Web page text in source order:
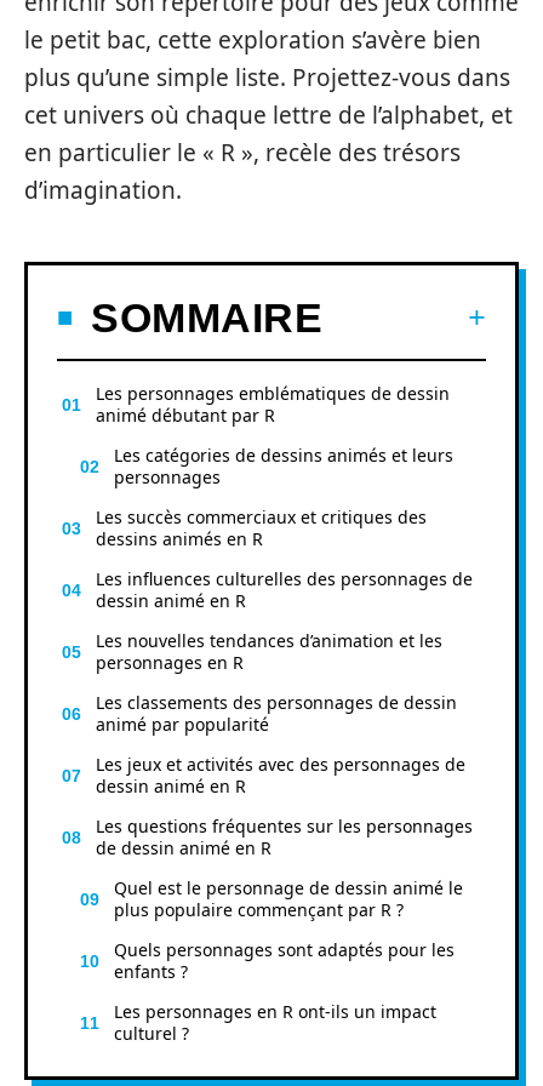
le petit bac, cette exploration s’avère bien
plus qu’une simple liste. Projettez-vous dans
cet univers où chaque lettre de l’alphabet, et
en particulier le « R », recèle des trésors
d’imagination.
SOMMAIRE
Les personnages emblématiques de dessin
animé débutant par R
Les catégories de dessins animés et leurs
personnages
Les succès commerciaux et critiques des
dessins animés en R
Les influences culturelles des personnages de
dessin animé en R
Les nouvelles tendances d’animation et les
personnages en R
Les classements des personnages de dessin
animé par popularité
Les jeux et activités avec des personnages de
dessin animé en R
Les questions fréquentes sur les personnages
de dessin animé en R
Quel est le personnage de dessin animé le
plus populaire commençant par R ?
Quels personnages sont adaptés pour les
enfants ?
Les personnages en R ont-ils un impact
culturel ?